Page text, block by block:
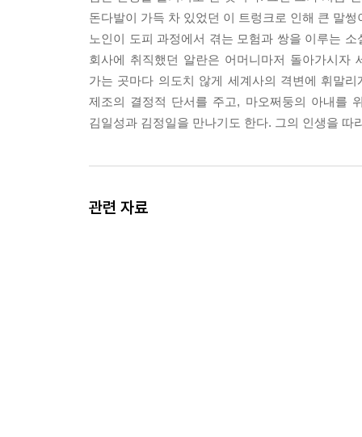
첫째, 즉각 알란 칼손에게 외교관 여권을 발급할 것.
둘째, 칼손 씨가 조속히 귀국할 수 있게 조치할 것.
「하지만 이분은 주민 등록 번호도 없는걸요.」 제
「그 문제는 제3서기관이 알아서 해결하도록 하
「하지만 제4서기관 같은 것은 없는데요. 제5서
「그렇다면 결론이 뭐겠소?」 --- p.234
굴 이유는 전혀 없으니까. 그런 다음 위원장 동무
돈다발이 가득 차 있었던 이 트렁크로 인해 큰 말썽
노인이 도피 과정에서 겪는 모험과 쌍을 이루는
회사에 취직했던 알란은 어머니마저 돌아가시
가는 곳마다 의도치 않게 세계사의 격변에 휘말
제조의 결정적 단서를 주고, 마오쩌둥의 아내를
김일성과 김정일을 만나기도 한다. 그의 인생을
관련 자료